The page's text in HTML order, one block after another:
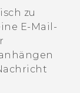
zu
E-Mail-